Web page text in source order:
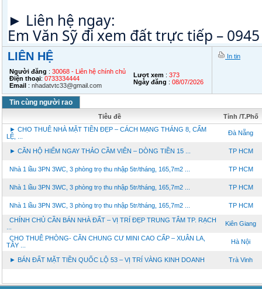
► Liên hệ ngay:
Em Văn Sỹ đi xem đất trực tiếp –
LIÊN HỆ
Người đăng : 30068 - Liên hệ chính chủ
Điện thoại: 0733334444
Email : nhadatvtc33@gmail.com
Lượt xem : 373
Ngày đăng : 08/07/2026
In tin
Tin cùng người rao
Tiêu đề
Tỉnh /T.Phố
► CHO THUÊ NHÀ MẶT TIỀN ĐẸP – CÁCH MẠNG THÁNG 8, CẨM
LỆ, ...
Đà Nẵng
► CĂN HỘ HIẾM NGAY THẢO CẦM VIÊN – DÒNG TIỀN 15 ... TP HCM
Nhà 1 lầu 3PN 3WC, 3 phòng trọ thu nhập 5tr/tháng, 165,7m2 ... TP HCM
Nhà 1 lầu 3PN 3WC, 3 phòng trọ thu nhập 5tr/tháng, 165,7m2 ... TP HCM
Nhà 1 lầu 3PN 3WC, 3 phòng trọ thu nhập 5tr/tháng, 165,7m2 ... TP HCM
CHÍNH CHỦ CẦN BÁN NHÀ ĐẤT – VỊ TRÍ ĐẸP TRUNG TÂM TP. RẠCH
Kiên Giang
CHO THUÊ PHÒNG- CĂN CHUNG CƯ MINI CAO CẤP – XUÂN LA,
TÂY ...
Hà Nội
► BÁN ĐẤT MẶT TIỀN QUỐC LỘ 53 – VỊ TRÍ VÀNG KINH DOANH Trà Vinh